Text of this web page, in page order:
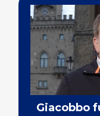
Giacobbo